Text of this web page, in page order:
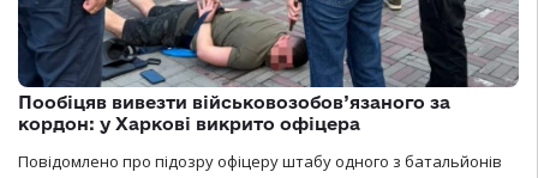
Пообіцяв вивезти військовозобов’язаного за
кордон: у Харкові викрито офіцера
Повідомлено про підозру офіцеру штабу одного з батальйонів